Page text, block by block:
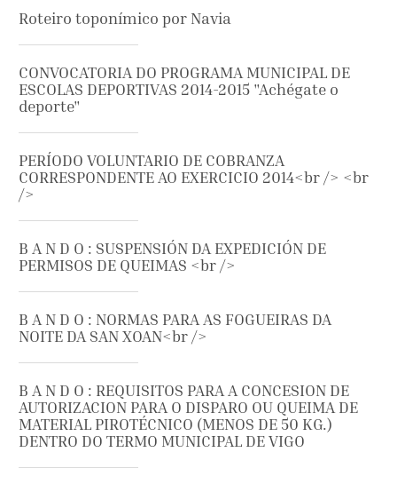
Roteiro toponímico por Navia
CONVOCATORIA DO PROGRAMA MUNICIPAL DE
ESCOLAS DEPORTIVAS 2014-2015 "Achégate o
deporte"
PERÍODO VOLUNTARIO DE COBRANZA
CORRESPONDENTE AO EXERCICIO 2014<br /> <br
/>
B A N D O : SUSPENSIÓN DA EXPEDICIÓN DE
PERMISOS DE QUEIMAS <br />
B A N D O : NORMAS PARA AS FOGUEIRAS DA
NOITE DA SAN XOAN<br />
B A N D O : REQUISITOS PARA A CONCESION DE
AUTORIZACION PARA O DISPARO OU QUEIMA DE
MATERIAL PIROTÉCNICO (MENOS DE 50 KG.)
DENTRO DO TERMO MUNICIPAL DE VIGO